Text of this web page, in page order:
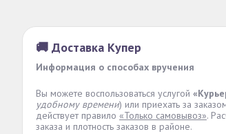
🚚 Доставка Купер
Информация о способах вручения
Вы можете воспользоваться услугой
удобному времени) или приехать за
действует правило «Только самовывоз».
заказа и плотность заказов в районе.